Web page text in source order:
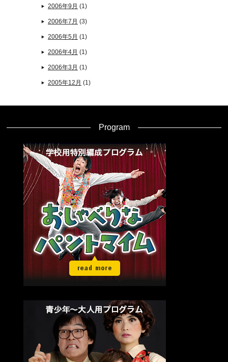
2006年9月 (1)
2006年7月 (3)
2006年5月 (1)
2006年4月 (1)
2006年3月 (1)
2005年12月 (1)
Program